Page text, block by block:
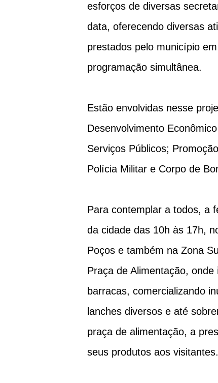
esforços de diversas
data, oferecendo diversas
prestados pelo município
programação simultânea.
Estão envolvidas nesse
Desenvolvimento
Serviços Públicos;
Polícia Militar e Corpo de
Para contemplar a todos, a
da cidade das 10h às 17h,
Poços e também na Zona
Praça de Alimentação,
barracas, comercializando
lanches diversos e até
praça de alimentação, a
seus produtos aos visitantes.